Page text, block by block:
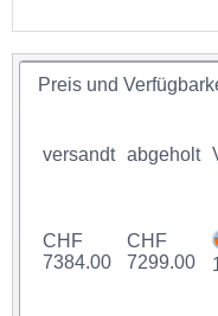
Preis und
versandt abgeholt
CHF
7384.00
CHF
7299.00